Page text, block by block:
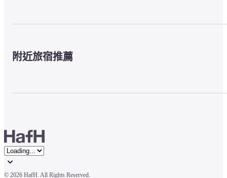
附近旅宿推薦
© 2026 HafH. All Rights Reserved.